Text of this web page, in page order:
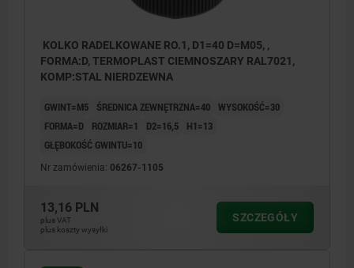
Forma D: tuleją gwintowaną, bez pokrywy
KOLKO RADELKOWANE RO.1, D1=40 D=M05, ,
FORMA:D, TERMOPLAST CIEMNOSZARY RAL7021,
KOMP:STAL NIERDZEWNA
GWINT=M5 ŚREDNICA ZEWNĘTRZNA=40 WYSOKOŚĆ=30
FORMA=D
ROZMIAR=1 D2=16,5
H1=13
GŁĘBOKOŚĆ GWINTU=10
Nr zamówienia: 06267-1105
13,16 PLN
plus VAT
plus koszty wysyłki
SZCZEGÓŁY